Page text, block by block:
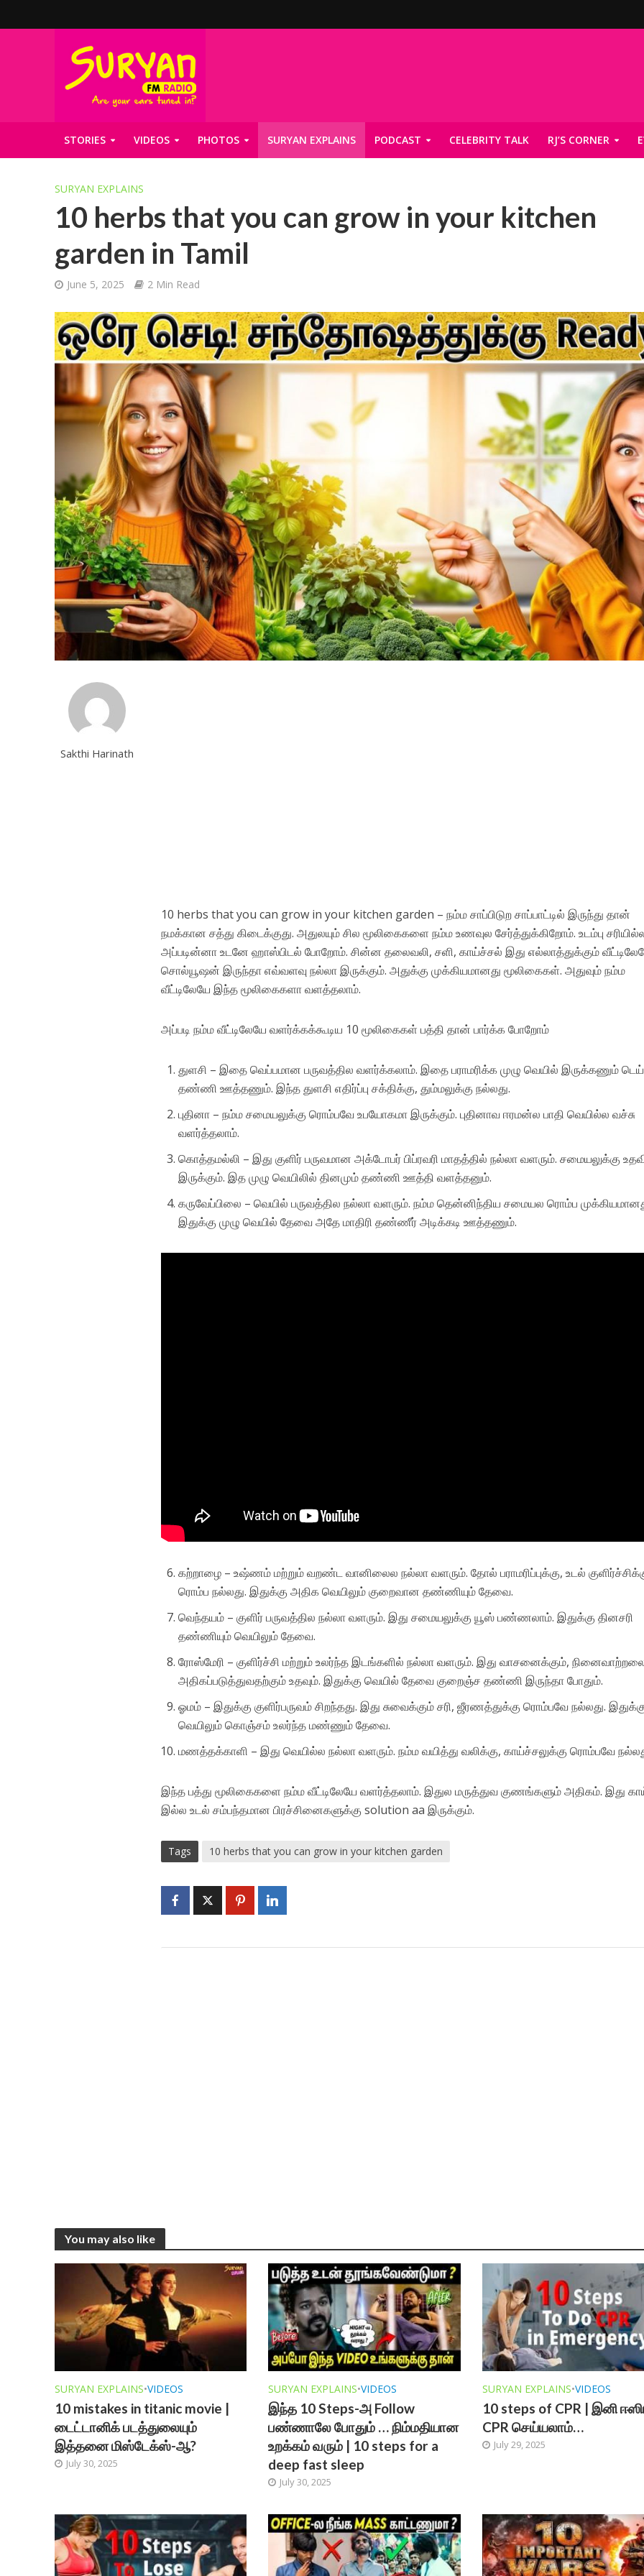
STORIES VIDEOS PHOTOS SURYAN EXPLAINS PODCAST CELEBRITY TALK RJ’S CORNER
SURYAN EXPLAINS
10 herbs that you can grow in your kitchen
garden in Tamil
June 5, 2025 2 Min Read
Sakthi Harinath
10 herbs that you can grow in your kitchen garden – நம்ம சாப்பிடுற சாப்பாட்டில் இருந்து தான்
நமக்கான சத்து கிடைக்குது. அதுலயும் சில மூலிகைகளை நம்ம உணவுல சேர்த்துக்கிறோம். உடம்பு
அப்படின்னா உடனே ஹாஸ்பிடல் போறோம். சின்ன தலைவலி, சளி, காய்ச்சல் இது எல்லாத்துக்கும்
சொல்யூஷன் இருந்தா எவ்வளவு நல்லா இருக்கும். அதுக்கு முக்கியமானது மூலிகைகள். அதுவும் நம்ம
வீட்டிலேயே இந்த மூலிகைகளா வளத்தலாம்.
அப்படி நம்ம வீட்டிலேயே வளர்க்கக்கூடிய 10 மூலிகைகள் பத்தி தான் பார்க்க போறோம்
துளசி – இதை வெப்பமான பருவத்தில வளர்க்கலாம். இதை பராமரிக்க முழு வெயில் இருக்கணும்
தண்ணி ஊத்தணும். இந்த துளசி எதிர்ப்பு சக்திக்கு, தும்மலுக்கு நல்லது.
புதினா – நம்ம சமையலுக்கு ரொம்பவே உபயோகமா இருக்கும். புதினாவ ஈரமன்ல பாதி வெயில்ல வச்சு
வளர்த்தலாம்.
கொத்தமல்லி – இது குளிர் பருவமான அக்டோபர் பிப்ரவரி மாதத்தில் நல்லா வளரும். சமையலுக்கு
இருக்கும். இத முழு வெயிலில் தினமும் தண்ணி ஊத்தி வளத்தனும்.
கருவேப்பிலை – வெயில் பருவத்தில நல்லா வளரும். நம்ம தென்னிந்திய சமையல ரொம்ப
இதுக்கு முழு வெயில் தேவை அதே மாதிரி தண்ணீர் அடிக்கடி ஊத்தணும்.
கற்றாழை – உஷ்ணம் மற்றும் வறண்ட வானிலைல நல்லா வளரும். தோல் பராமரிப்புக்கு, உடல்
ரொம்ப நல்லது. இதுக்கு அதிக வெயிலும் குறைவான தண்ணியும் தேவை.
வெந்தயம் – குளிர் பருவத்தில நல்லா வளரும். இது சமையலுக்கு யூஸ் பண்ணலாம். இதுக்கு தினசரி
தண்ணியும் வெயிலும் தேவை.
ரோஸ்மேரி – குளிர்ச்சி மற்றும் உலர்ந்த இடங்களில் நல்லா வளரும். இது வாசனைக்கும்,
அதிகப்படுத்துவதற்கும் உதவும். இதுக்கு வெயில் தேவை குறைஞ்ச தண்ணி இருந்தா போதும்.
ஓமம் – இதுக்கு குளிர்பருவம் சிறந்தது. இது சுவைக்கும் சரி, ஜீரணத்துக்கு ரொம்பவே நல்லது.
வெயிலும் கொஞ்சம் உலர்ந்த மண்ணும் தேவை.
மணத்தக்காளி – இது வெயில்ல நல்லா வளரும். நம்ம வயித்து வலிக்கு, காய்ச்சலுக்கு ரொம்பவே
இந்த பத்து மூலிகைகளை நம்ம வீட்டிலேயே வளர்த்தலாம். இதுல மருத்துவ குணங்களும் அதிகம். இது
இல்ல உடல் சம்பந்தமான பிரச்சினைகளுக்கு solution aa இருக்கும்.
Tags 10 herbs that you can grow in your kitchen garden
You may also like
SURYAN EXPLAINS•VIDEOS
10 mistakes in titanic movie |
டைட்டானிக் படத்துலையும்
இத்தனை மிஸ்டேக்ஸ்-ஆ?
July 30, 2025
SURYAN EXPLAINS•VIDEOS
இந்த 10 Steps-அ Follow
பண்ணாலே போதும் … நிம்மதியான
உறக்கம் வரும் | 10 steps for a
deep fast sleep
July 30, 2025
SURYAN EXPLAINS•VIDEOS
10 steps of CPR | இனி
CPR செய்யலாம்…
July 29, 2025